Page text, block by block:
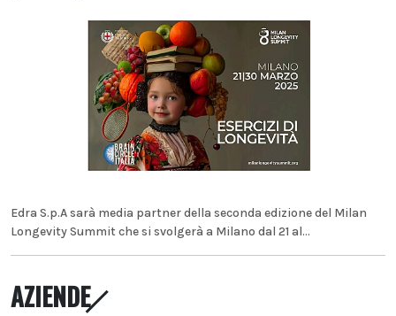
Edra S.p.A sarà media partner della seconda edizione del Milan
Longevity Summit che si svolgerà a Milano dal 21 al...
AZIENDE